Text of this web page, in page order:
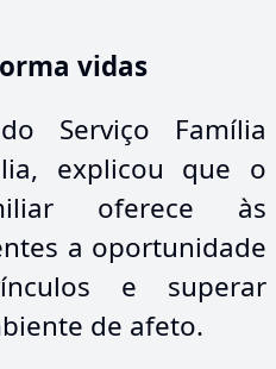
vidas
Serviço Família
explicou que o
oferece às
a oportunidade
e superar
de afeto.